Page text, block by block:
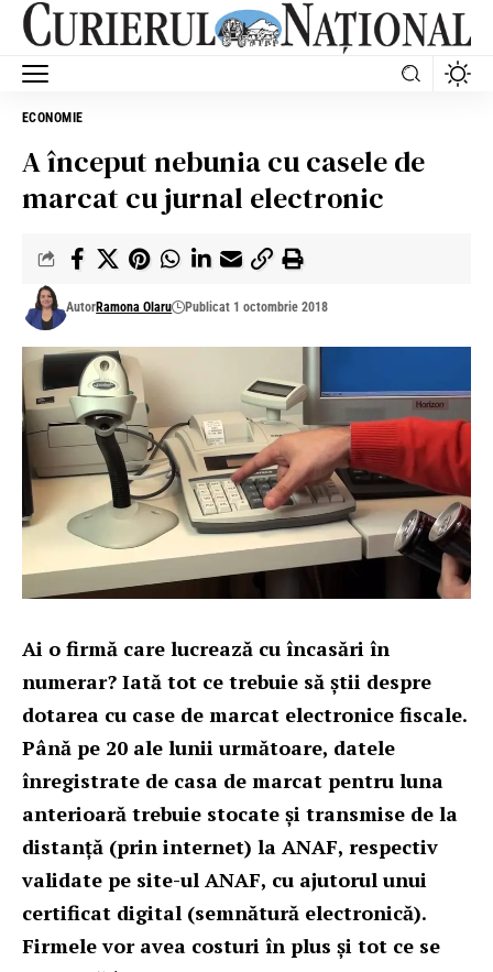
ECONOMIE
A început nebunia cu casele de
marcat cu jurnal electronic
AutorRamona Olaru Publicat 1 octombrie 2018
Ai o firmă care lucrează cu încasări în
numerar? Iată tot ce trebuie să știi despre
dotarea cu case de marcat electronice fiscale.
Până pe 20 ale lunii următoare, datele
înregistrate de casa de marcat pentru luna
anterioară trebuie stocate și transmise de la
distanță (prin internet) la ANAF, respectiv
validate pe site-ul ANAF, cu ajutorul unui
certificat digital (semnătură electronică).
Firmele vor avea costuri în plus și tot ce se